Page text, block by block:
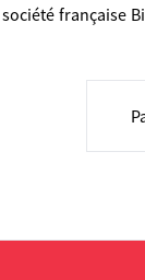
française